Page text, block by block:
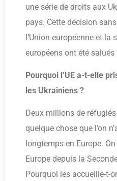
une série de droits aux
pays. Cette décision
l’Union européenne et la
européens ont été
Pourquoi l’UE a-t-elle
les Ukrainiens ?
Deux millions de réfugiés
quelque chose que l’on
longtemps en Europe.
Europe depuis la
Pourquoi les accueille-t-